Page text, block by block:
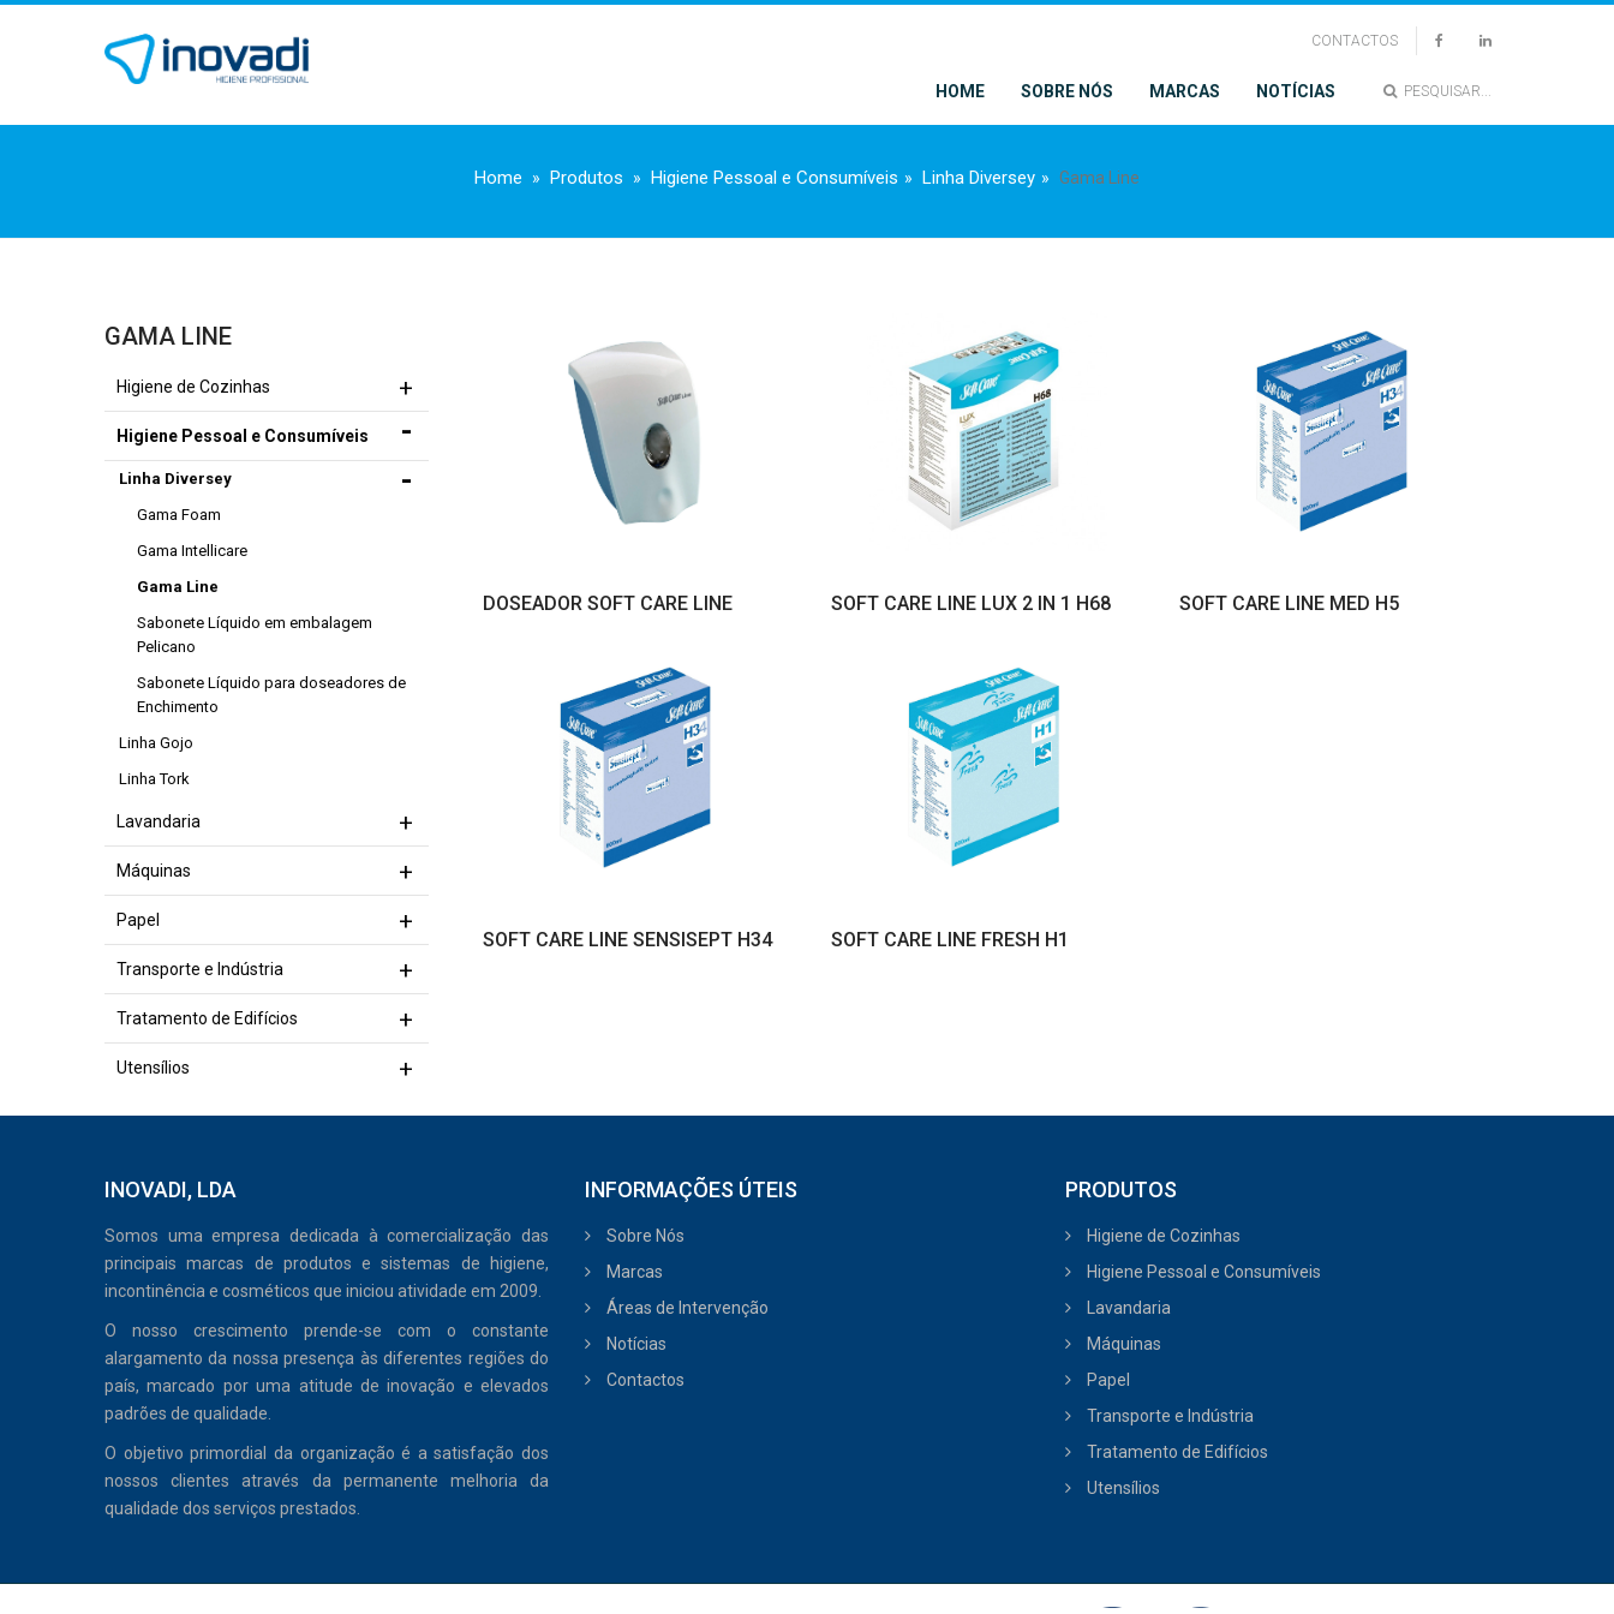
CONTACTOS
PESQUISAR...
HOME SOBRE NÓS MARCAS NOTÍCIAS
Home Produtos Higiene Pessoal e Consumíveis Linha Diversey Gama Line
GAMA LINE
Higiene de Cozinhas
Higiene Pessoal e Consumíveis
Linha Diversey
Gama Foam
Gama Intellicare
Gama Line
Sabonete Líquido em embalagem
Pelicano
Sabonete Líquido para doseadores de
Enchimento
Linha Gojo
Linha Tork
Lavandaria
Máquinas
Papel
Transporte e Indústria
Tratamento de Edifícios
Utensílios
DOSEADOR SOFT CARE LINE SOFT CARE LINE LUX 2 IN 1 H68 SOFT CARE LINE MED H5
SOFT CARE LINE SENSISEPT H34 SOFT CARE LINE FRESH H1
INOVADI, LDA
Somos uma empresa dedicada à comercialização das
principais marcas de produtos e sistemas de higiene,
incontinência e cosméticos que iniciou atividade em 2009.
O nosso crescimento prende-se com o constante
alargamento da nossa presença às diferentes regiões do
país, marcado por uma atitude de inovação e elevados
padrões de qualidade.
O objetivo primordial da organização é a satisfação dos
nossos clientes através da permanente melhoria da
qualidade dos serviços prestados.
INFORMAÇÕES ÚTEIS
Sobre Nós
Marcas
Áreas de Intervenção
Notícias
Contactos
PRODUTOS
Higiene de Cozinhas
Higiene Pessoal e Consumíveis
Lavandaria
Máquinas
Papel
Transporte e Indústria
Tratamento de Edifícios
Utensílios